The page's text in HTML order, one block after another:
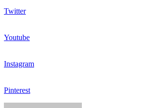
Twitter
Youtube
Instagram
Pinterest